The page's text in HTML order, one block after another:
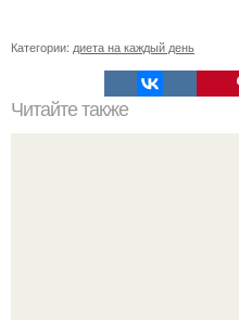
Категории: диета на каждый день
Читайте также